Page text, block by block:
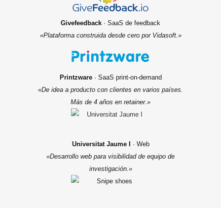
Givefeedback · SaaS de feedback
«Plataforma construida desde cero por Vidasoft.»
Printzware· SaaS print-on-demand
«De idea a producto con clientes en varios países.
Más de 4 años en retainer.»
Universitat Jaume I
· Web
«Desarrollo web para visibilidad de equipo de
investigación.»